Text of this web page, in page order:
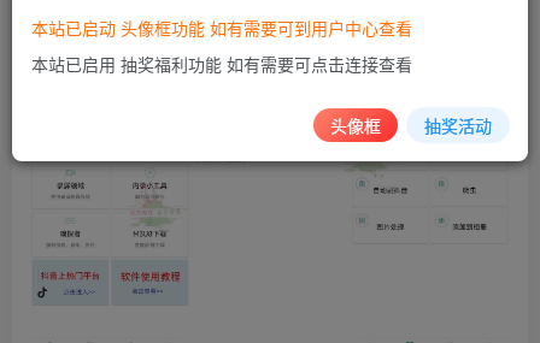
本站已启动 头像框功能 如有需要可到用户中心查看
本站已启用 抽奖福利功能 如有需要可点击连接查看
头像框 抽奖活动